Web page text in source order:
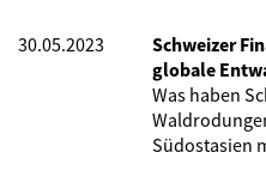
30.05.2023
Schweizer
globale
Was haben
Südostasien